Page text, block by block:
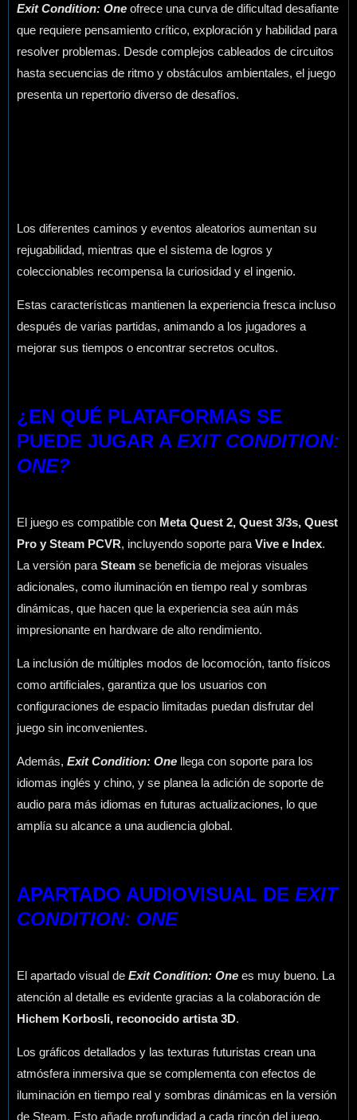
Exit Condition: One ofrece una curva de dificultad desafiante
que requiere pensamiento crítico, exploración y habilidad para
resolver problemas. Desde complejos cableados de circuitos
hasta secuencias de ritmo y obstáculos ambientales, el juego
presenta un repertorio diverso de desafíos.
Los diferentes caminos y eventos aleatorios aumentan su
rejugabilidad, mientras que el sistema de logros y
coleccionables recompensa la curiosidad y el ingenio.
Estas características mantienen la experiencia fresca incluso
después de varias partidas, animando a los jugadores a
mejorar sus tiempos o encontrar secretos ocultos.
¿EN QUÉ PLATAFORMAS SE
PUEDE JUGAR A EXIT CONDITION:
ONE?
El juego es compatible con Meta Quest 2, Quest 3/3s, Quest
Pro y Steam PCVR, incluyendo soporte para Vive e Index.
La versión para Steam se beneficia de mejoras visuales
adicionales, como iluminación en tiempo real y sombras
dinámicas, que hacen que la experiencia sea aún más
impresionante en hardware de alto rendimiento.
La inclusión de múltiples modos de locomoción, tanto físicos
como artificiales, garantiza que los usuarios con
configuraciones de espacio limitadas puedan disfrutar del
juego sin inconvenientes.
Además, Exit Condition: One llega con soporte para los
idiomas inglés y chino, y se planea la adición de soporte de
audio para más idiomas en futuras actualizaciones, lo que
amplía su alcance a una audiencia global.
APARTADO AUDIOVISUAL DE EXIT
CONDITION: ONE
El apartado visual de Exit Condition: One es muy bueno. La
atención al detalle es evidente gracias a la colaboración de
Hichem Korbosli, reconocido artista 3D.
Los gráficos detallados y las texturas futuristas crean una
atmósfera inmersiva que se complementa con efectos de
iluminación en tiempo real y sombras dinámicas en la versión
de Steam. Esto añade profundidad a cada rincón del juego,